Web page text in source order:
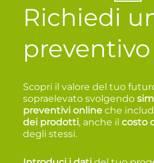
Richiedi
Scopri il valore del tuo
sopraelevato svolgendo
preventivi online che
dei prodotti, anche ilcosto
degli stessi.